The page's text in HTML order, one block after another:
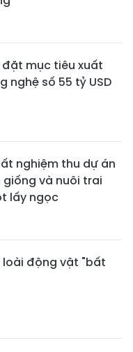
đặt mục tiêu xuất
nghệ số 55 tỷ USD
nghiệm thu dự án
giống và nuôi trai
lấy ngọc
loài động vật "bất